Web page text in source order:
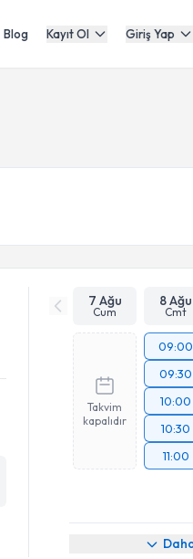
Blog Kayıt Ol Giriş Yap
7 Ağu
Cum
8 Ağu
Cmt
Takvim
kapalıdır
09:00
09:30
10:00
10:30
11:00